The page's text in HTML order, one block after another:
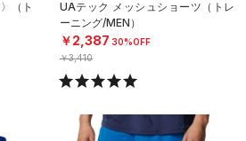
（ト
UAテック メッシュショーツ（トレ
ーニング/MEN）
￥2,387 30%OFF
￥3,410